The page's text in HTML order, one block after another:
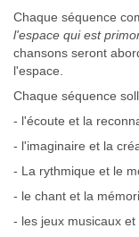
Chaque séquence
l'espace qui est
chansons seront
l'espace.
Chaque séquence
- l'écoute et la
- l'imaginaire et la
- La rythmique et le
- le chant et la
- les jeux musicaux et